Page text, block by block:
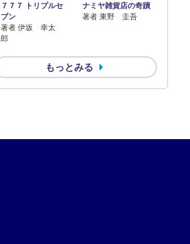
７７７ トリプルセ
ブン
著者 伊坂 幸太
郎
ナミヤ雑貨店の奇蹟
著者 東野 圭吾
もっとみる